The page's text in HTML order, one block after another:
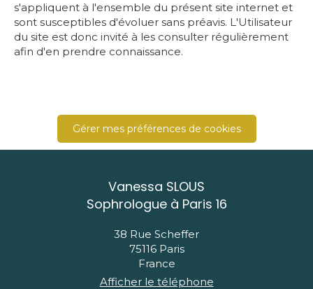
s'appliquent à l'ensemble du présent site internet et
sont susceptibles d'évoluer sans préavis. L'Utilisateur
du site est donc invité à les consulter régulièrement
afin d'en prendre connaissance.
Gérer mes préférences de cookies
Vanessa SLOUS
Sophrologue à Paris 16
38 Rue Scheffer
75116 Paris
France
Afficher le téléphone